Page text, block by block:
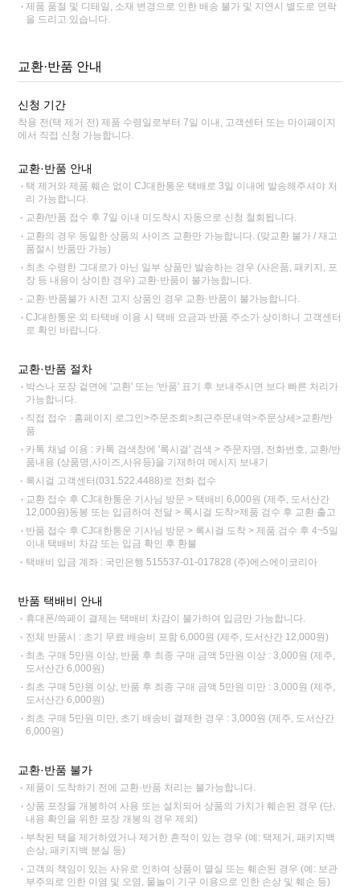
제품 품절 및 디테일, 소재 변경으로 인한 배송 불가 및 지연시 별도로 연락
을 드리고 있습니다.
교환·반품 안내
신청 기간
착용 전(택 제거 전) 제품 수령일로부터 7일 이내, 고객센터 또는 마이페이지
에서 직접 신청 가능합니다.
교환·반품 안내
택 제거와 제품 훼손 없이 CJ대한통운 택배로 3일 이내에 발송해주셔야 처
리 가능합니다.
교환/반품 접수 후 7일 이내 미도착시 자동으로 신청 철회됩니다.
교환의 경우 동일한 상품의 사이즈 교환만 가능합니다. (맞교환 불가 / 재고
품절시 반품만 가능)
최초 수령한 그대로가 아닌 일부 상품만 발송하는 경우 (사은품, 패키지, 포
장 등 내용이 상이한 경우) 교환·반품이 불가능합니다.
교환·반품불가 사전 고지 상품인 경우 교환·반품이 불가능합니다.
CJ대한통운 외 타택배 이용 시 택배 요금과 반품 주소가 상이하니 고객센터
로 확인 바랍니다.
교환·반품 절차
박스나 포장 겉면에 '교환' 또는 '반품' 표기 후 보내주시면 보다 빠른 처리가
가능합니다.
직접 접수 : 홈페이지 로그인>주문조회>최근주문내역>주문상세>교환/반
품
카톡 채널 이용 : 카톡 검색창에 '록시걸' 검색 > 주문자명, 전화번호, 교환/반
품내용 (상품명,사이즈,사유등)을 기재하여 메시지 보내기
록시걸 고객센터(031.522.4488)로 전화 접수
교환 접수 후 CJ대한통운 기사님 방문 > 택배비 6,000원 (제주, 도서산간
12,000원)동봉 또는 입금하여 전달 > 록시걸 도착>제품 검수 후 교환 출고
반품 접수 후 CJ대한통운 기사님 방문 > 록시걸 도착 > 제품 검수 후 4~5일
이내 택배비 차감 또는 입금 확인 후 환불
택배비 입금 계좌 : 국민은행 515537-01-017828 (주)에스에이코리아
반품 택배비 안내
휴대폰/쓱페이 결제는 택배비 차감이 불가하여 입금만 가능합니다.
전체 반품시 : 초기 무료 배송비 포함 6,000원 (제주, 도서산간 12,000원)
최초 구매 5만원 이상, 반품 후 최종 구매 금액 5만원 이상 : 3,000원 (제주,
도서산간 6,000원)
최초 구매 5만원 이상, 반품 후 최종 구매 금액 5만원 미만 : 3,000원 (제주,
도서산간 6,000원)
최초 구매 5만원 미만, 초기 배송비 결제한 경우 : 3,000원 (제주, 도서산간
6,000원)
교환·반품 불가
제품이 도착하기 전에 교환·반품 처리는 불가능합니다.
상품 포장을 개봉하여 사용 또는 설치되어 상품의 가치가 훼손된 경우 (단,
내용 확인을 위한 포장 개봉의 경우 제외)
부착된 택을 제거하였거나 제거한 흔적이 있는 경우 (예: 택제거, 패키지백
손상, 패키지백 분실 등)
고객의 책임이 있는 사유로 인하여 상품이 멸실 또는 훼손된 경우 (예: 보관
부주의로 인한 이염 및 오염, 물놀이 기구 이용으로 인한 손상 및 훼손 등)